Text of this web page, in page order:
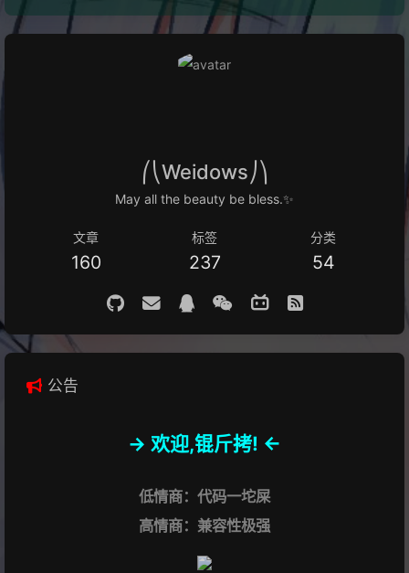
⎛⎝Weidows⎠⎞
May all the beauty be bless.✨
文章
160
标签
237
分类
54
公告
-> 欢迎,锟斤拷! <-
低情商：代码一坨屎
高情商：兼容性极强